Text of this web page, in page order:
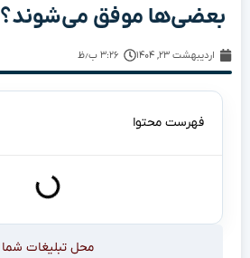
بعضی‌ها موفق می‌شوند؟
اردیبهشت ۲۳, ۱۴۰۴ ۳:۲۶ ب٫ظ
فهرست محتوا
محل تبلیغات شما